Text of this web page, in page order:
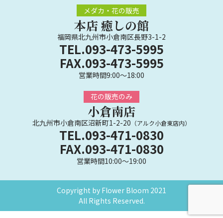
メダカ・花の販売
本店 癒しの館
福岡県北九州市小倉南区長野3-1-2
TEL.093-473-5995
FAX.093-473-5995
営業時間9:00～18:00
花の販売のみ
小倉南店
北九州市小倉南区沼新町1-2-20 （アルク小倉東店内）
TEL.093-471-0830
FAX.093-471-0830
営業時間10:00～19:00
Copyright by Flower Bloom 2021
All Rights Reserved.